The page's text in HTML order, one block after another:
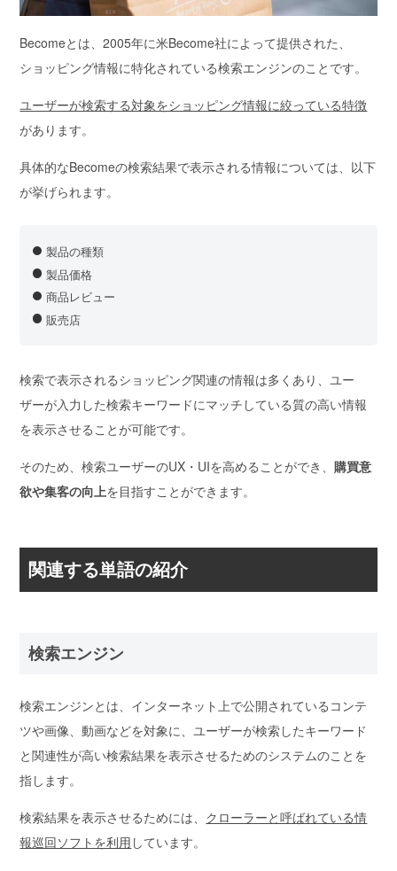
Becomeとは、2005年に米Become社によって提供された、
ショッピング情報に特化されている検索エンジンのこと です。
ユーザーが検索する対象をショッピング情報に絞っている特徴
があります。
具体的なBecomeの検索結果で表示される情報については、以下
が挙げられます。
製品の種類
製品価格
商品レビュー
販売店
検索で表示されるショッピング関連の情報は多くあり、ユー
ザーが入力した検索キーワードにマッチしている質の高い情報
を表示させることが可能です。
そのため、検索ユーザーのUX・UIを高めることができ、購買意
欲や集客の向上を目指すことができます。
関連する単語の紹介
検索エンジン
検索エンジンとは、インターネット上で公開されているコンテ
ツや画像、動画などを対象に、 ユーザーが検索したキーワード
と関連性が高い検索結果を表示させるためのシステムのことを
指します。
検索結果を表示させるためには、 クローラーと呼ばれている情
報巡回ソフトを利用 しています。